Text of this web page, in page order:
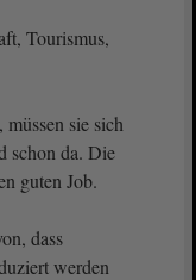
Tourismus,
sie sich
schon da. Die
guten Job.
dass
werden